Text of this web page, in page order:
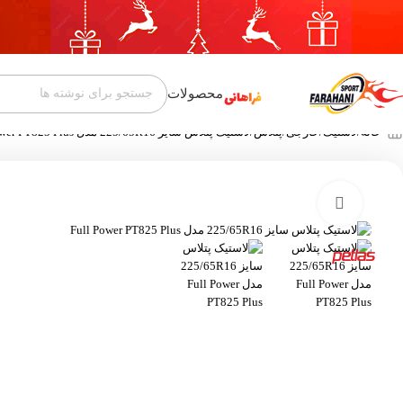
محصولات
خانه لاستیک خارجی پتلاس لاستیک پتلاس سایز 225/65R16 مدل Full Power PT825 Plus